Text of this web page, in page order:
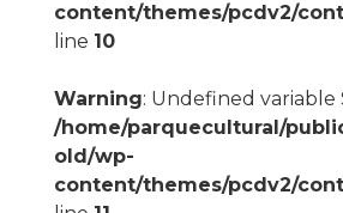
content/themes/pcdv2/
line 10
Warning: Undefined variable
/home/parquecultural/
old/wp-
content/themes/pcdv2/